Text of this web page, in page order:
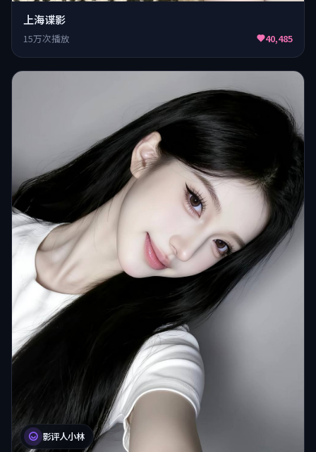
上海谍影
15万次播放 40,485
影评人小林